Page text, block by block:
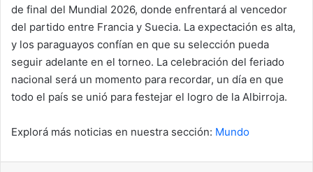
de final del Mundial 2026, donde enfrentará al vencedor
del partido entre Francia y Suecia. La expectación es alta,
y los paraguayos confían en que su selección pueda
seguir adelante en el torneo. La celebración del feriado
nacional será un momento para recordar, un día en que
todo el país se unió para festejar el logro de la Albirroja.
Explorá más noticias en nuestra sección: Mundo